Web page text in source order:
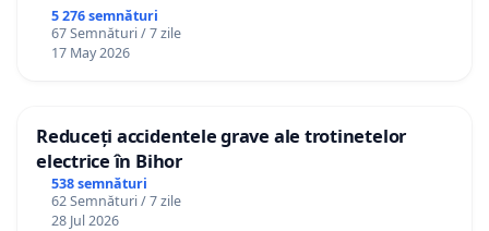
5 276 semnături
67 Semnături / 7 zile
17 May 2026
Reduceți accidentele grave ale trotinetelor
electrice în Bihor
538 semnături
62 Semnături / 7 zile
28 Jul 2026